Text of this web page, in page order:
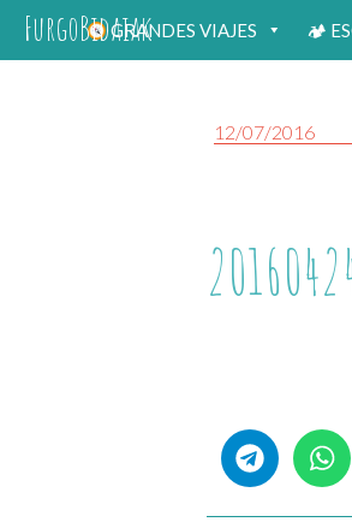
FurgoBidaiakGRANDES VIAJES 🏕
12/07/2016